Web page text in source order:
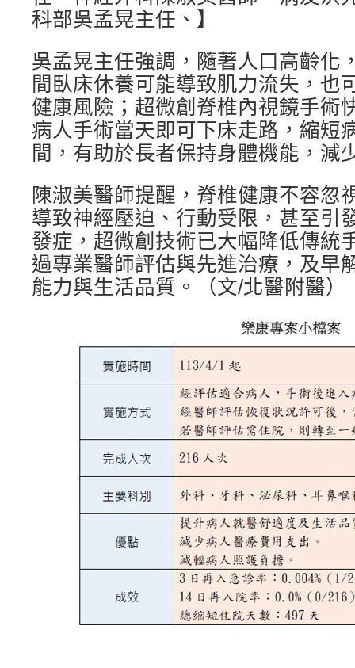
科部吳孟晃主任、】
吳孟晃主任強調，隨著人口高齡化
間臥床休養可能導致肌力流失，也
健康風險；超微創脊椎內視鏡手術
病人手術當天即可下床走路，縮短
間，有助於長者保持身體機能，減
陳淑美醫師提醒，脊椎健康不容忽
導致神經壓迫、行動受限，甚至引
發症，超微創技術已大幅降低傳統
過專業醫師評估與先進治療，及早
能力與生活品質。（文/北醫附醫）